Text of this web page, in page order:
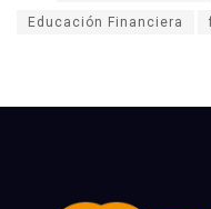
Educación Financiera